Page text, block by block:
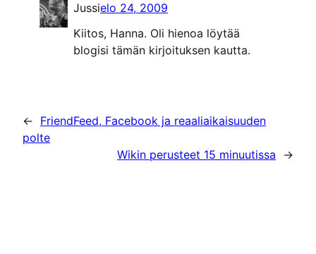
Jussielo 24, 2009
Kiitos, Hanna. Oli hienoa löytää
blogisi tämän kirjoituksen kautta.
← FriendFeed, Facebook ja reaaliaikaisuuden
polte
Wikin perusteet 15 minuutissa
→